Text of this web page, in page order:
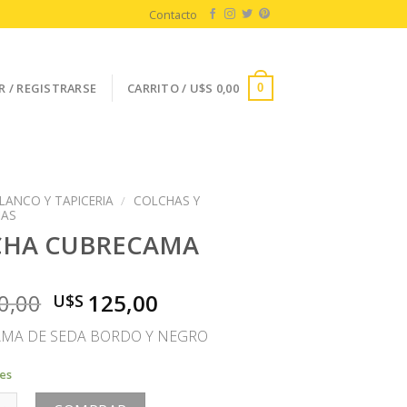
Contacto
/ REGISTRARSE CARRITO / U$S 0,00 0
Y TAPICERIA / COLCHAS Y
CUBRECAMA
El
precio
original
U$S
U$S 125,00
precio
actual
DE SEDA BORDO Y NEGRO
cantidad